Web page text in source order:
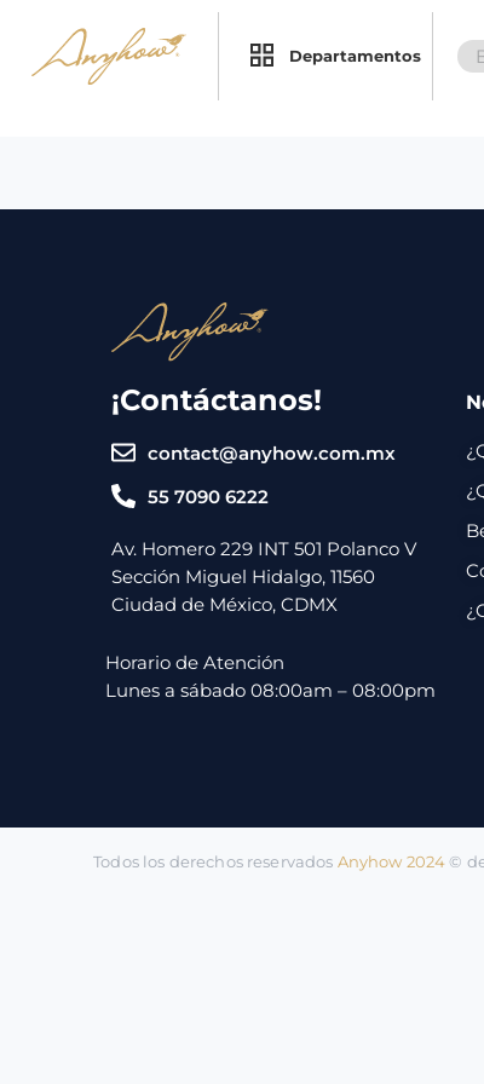
Departamentos
¡Contáctanos!
contact@anyhow.com.mx
55 7090 6222
Av. Homero 229 INT 501 Polanco V
Sección Miguel Hidalgo, 11560
Ciudad de México, CDMX
Horario de Atención
Lunes a sábado 08:00am – 08:00pm
Todos los derechos reservados Anyhow 2024©️
Promociones
Servicios
Envíos
Métodos
Contacto
Inicio
Regalos
Contacto